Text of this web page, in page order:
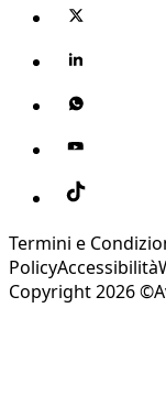
Termini e
PolicyAccessibilità
Copyright 2026